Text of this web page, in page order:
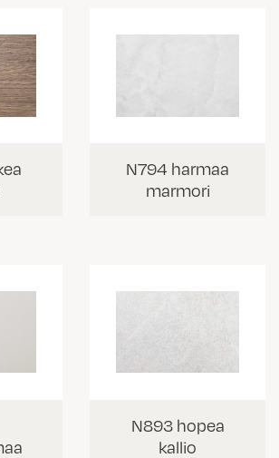
N794 harmaa
marmori
N893 hopea
kallio